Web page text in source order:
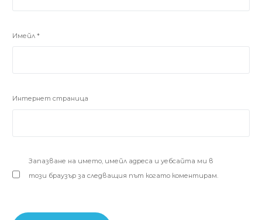
Имейл*
Интернет страница
Запазване на името, имейл адреса и уебсайта ми в
този браузър за следващия път когато коментирам.